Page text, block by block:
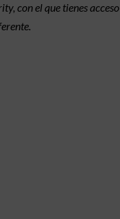
con el que tienes acceso